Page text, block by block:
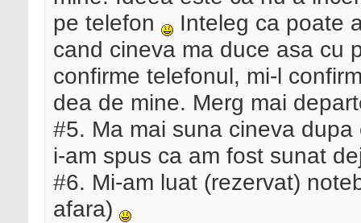
pe telefon
Inteleg ca poate
cand cineva ma duce asa cu
confirme telefonul, mi-l
dea de mine. Merg mai
#5. Ma mai suna cineva
i-am spus ca am fost sunat
#6. Mi-am luat (rezervat)
afara)